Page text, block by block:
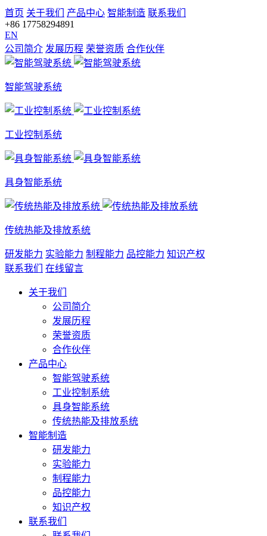
首页 关于我们 产品中心 智能制造 联系我们
+86 17758294891
EN
公司简介 发展历程 荣誉资质 合作伙伴
智能驾驶系统
工业控制系统
具身智能系统
传统热能及排放系统
研发能力 实验能力 制程能力 品控能力 知识产权
联系我们
在线留言
关于我们
公司简介
发展历程
荣誉资质
合作伙伴
产品中心
智能驾驶系统
工业控制系统
具身智能系统
传统热能及排放系统
智能制造
研发能力
实验能力
制程能力
品控能力
知识产权
联系我们